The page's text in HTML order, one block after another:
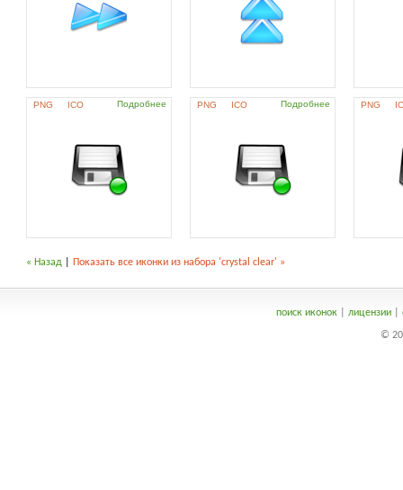
PNG ICO Подробнее PNG ICO Подробнее PNG
« Назад Показать все иконки из набора 'crystal clear' »
поиск иконок| лицензии|
©